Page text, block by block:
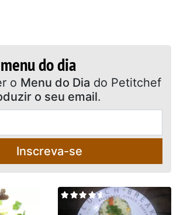
do dia
Para receber o Menu do Dia do Petitchef
o seu email.
Inscreva-se